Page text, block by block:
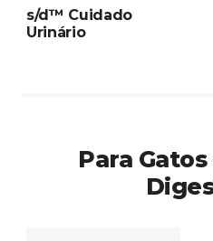
s/d™ Cuidado
Urinário
Para